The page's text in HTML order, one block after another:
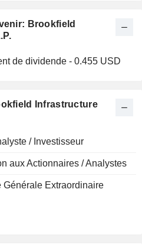
Brookfield
de dividende - 0.455 USD
Infrastructure
/ Investisseur
aux Actionnaires / Analystes
Générale Extraordinaire